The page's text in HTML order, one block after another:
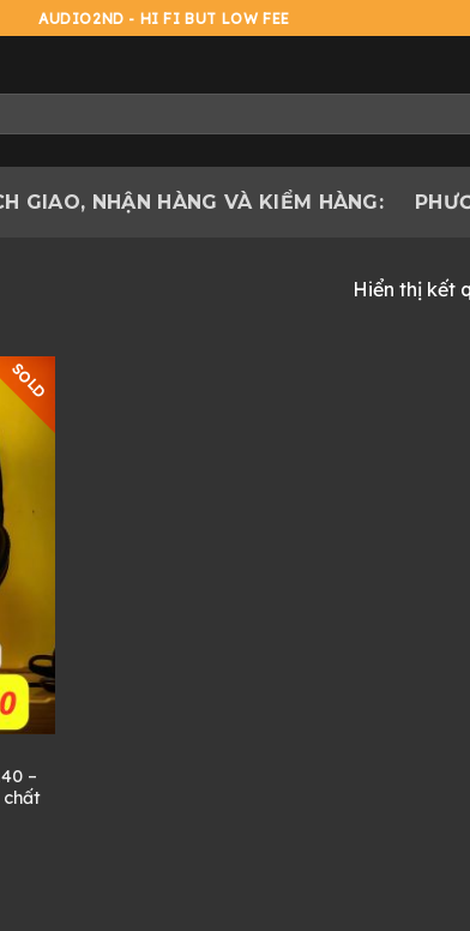
AUDIO2ND - HI FI BUT LOW FEE
GIAO, NHẬN HÀNG VÀ KIỂM HÀNG:
Hiển thị kết
SOLD
–
chất